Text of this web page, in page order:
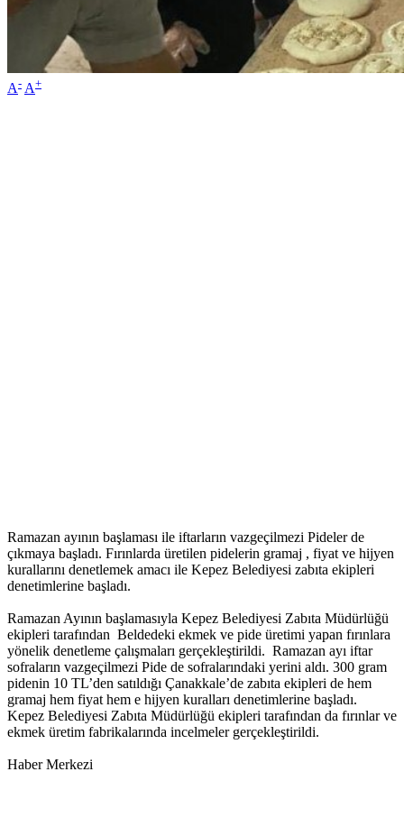
A- A+
Ramazan ayının başlaması ile iftarların vazgeçilmezi Pideler de
çıkmaya başladı. Fırınlarda üretilen pidelerin gramaj , fiyat ve hijyen
kurallarını denetlemek amacı ile Kepez Belediyesi zabıta ekipleri
denetimlerine başladı.
Ramazan Ayının başlamasıyla Kepez Belediyesi Zabıta Müdürlüğü
ekipleri tarafından Beldedeki ekmek ve pide üretimi yapan fırınlara
yönelik denetleme çalışmaları gerçekleştirildi. Ramazan ayı iftar
sofraların vazgeçilmezi Pide de sofralarındaki yerini aldı. 300 gram
pidenin 10 TL’den satıldığı Çanakkale’de zabıta ekipleri de hem
gramaj hem fiyat hem e hijyen kuralları denetimlerine başladı.
Kepez Belediyesi Zabıta Müdürlüğü ekipleri tarafından da fırınlar ve
ekmek üretim fabrikalarında incelmeler gerçekleştirildi.
Haber Merkezi